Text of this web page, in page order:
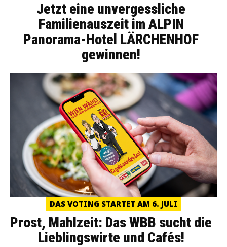
Jetzt eine unvergessliche
Familienauszeit im ALPIN
Panorama-Hotel LÄRCHENHOF
gewinnen!
DAS VOTING STARTET AM 6. JULI
Prost, Mahlzeit: Das WBB sucht die
Lieblingswirte und Cafés!